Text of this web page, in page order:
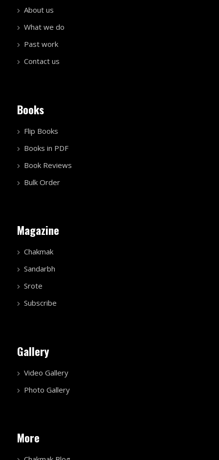
About us
What we do
Past work
Contact us
Books
Flip Books
Books in PDF
Book Reviews
Bulk Order
Magazine
Chakmak
Sandarbh
Srote
Subscribe
Gallery
Video Gallery
Photo Gallery
More